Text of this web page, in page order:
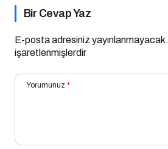
Bir Cevap Yaz
E-posta adresiniz yayınlanmayacak.
işaretlenmişlerdir
Yorumunuz *